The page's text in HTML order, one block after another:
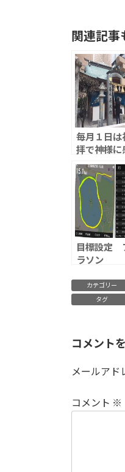
関連記事
毎月１日は
拝で神様に
る日！
目標設定
ラソン
カテゴリー
タグ
コメント
メールアド
コメント ※